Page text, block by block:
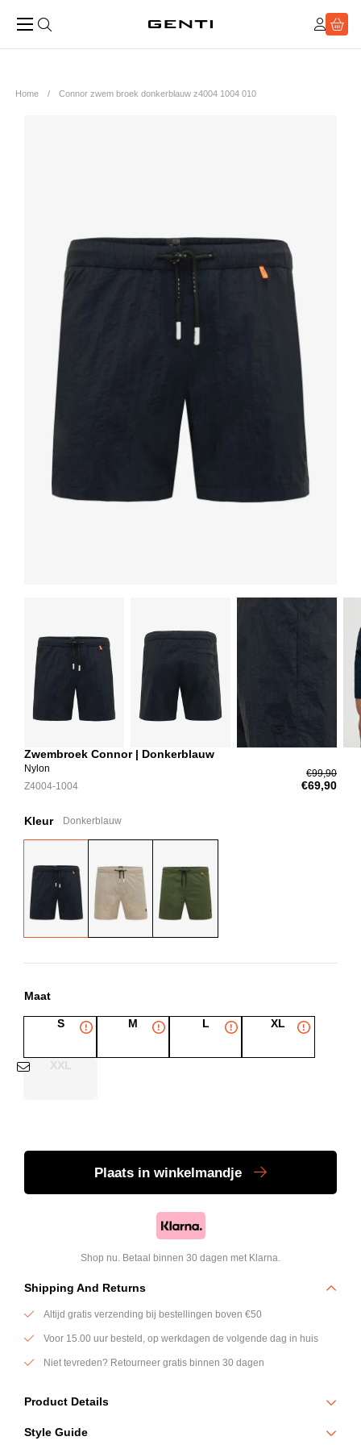
Home Connor zwem broek donkerblauw z4004 1004 010
Zwembroek Connor | Donkerblauw
Nylon
Z4004-1004
€99,90
€69,90
Kleur Donkerblauw
Maat
S M L XL
XXL
Plaats in winkelmandje
Shop nu. Betaal binnen 30 dagen met Klarna.
Shipping And Returns
Altijd gratis verzending bij bestellingen boven €50
Voor 15.00 uur besteld, op werkdagen de volgende dag in huis
Niet tevreden? Retourneer gratis binnen 30 dagen
Product Details
De Connor zwembroek in donkerblauw is ontworpen voor een
sportieve en moderne zomerlook. Het minimalistische design wordt
Style Guide